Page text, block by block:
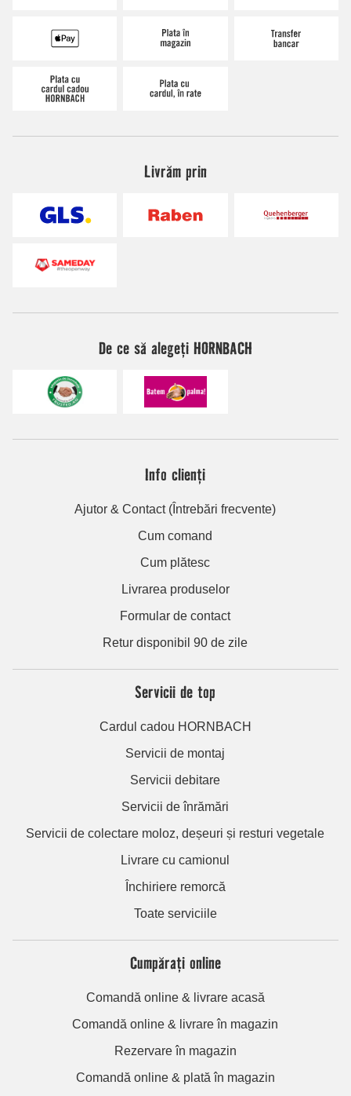
Livrăm prin
De ce să alegeți HORNBACH
Info clienți
Ajutor & Contact (Întrebări frecvente)
Cum comand
Cum plătesc
Livrarea produselor
Formular de contact
Retur disponibil 90 de zile
Servicii de top
Cardul cadou HORNBACH
Servicii de montaj
Servicii debitare
Servicii de înrămări
Servicii de colectare moloz, deșeuri și resturi vegetale
Livrare cu camionul
Închiriere remorcă
Toate serviciile
Cumpărați online
Comandă online & livrare acasă
Comandă online & livrare în magazin
Rezervare în magazin
Comandă online & plată în magazin